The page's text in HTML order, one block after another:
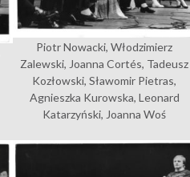
Piotr Nowacki, Włodzimierz
Zalewski, Joanna Cortés, Tadeusz
Kozłowski, Sławomir Pietras,
Agnieszka Kurowska, Leonard
Katarzyński, Joanna Woś